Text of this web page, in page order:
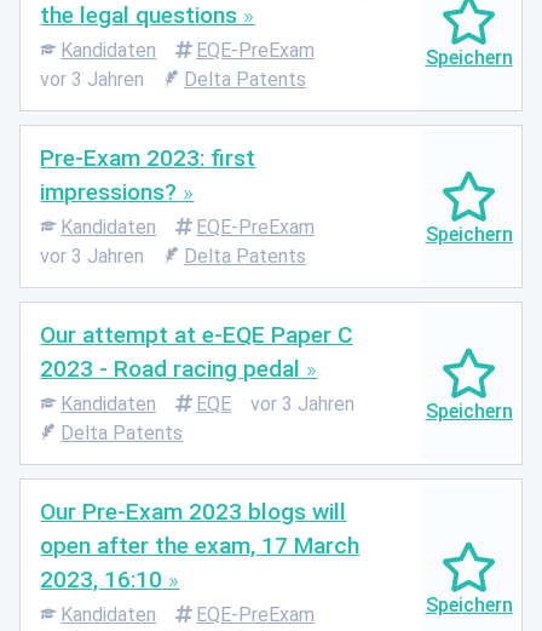
the legal questions
Kandidaten
EQE-PreExam
vor 3 Jahren
Delta Patents
Pre-Exam 2023: first
impressions?
Kandidaten
EQE-PreExam
vor 3 Jahren
Delta Patents
Our attempt at e-EQE Paper C
2023 - Road racing pedal
Kandidaten EQE
vor 3 Jahren
Delta Patents
Our Pre-Exam 2023 blogs will
open after the exam, 17 March
2023, 16:10
Kandidaten
EQE-PreExam